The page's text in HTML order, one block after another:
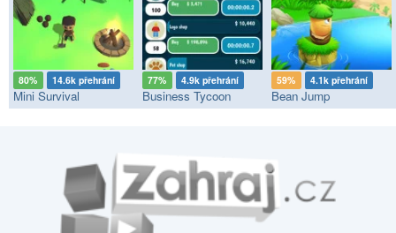
80% 14.6k přehrání
Mini Survival
77% 4.9k přehrání
Business Tycoon
59% 4.1k přehrání
Bean Jump